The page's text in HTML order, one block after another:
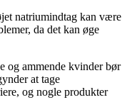
natriumindtag kan være
da det kan øge
og ammende kvinder bør
at tage
og nogle produkter